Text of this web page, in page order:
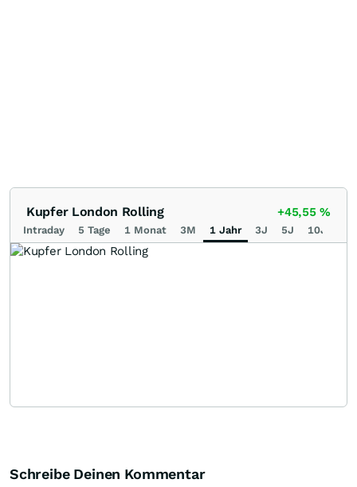
Kupfer London Rolling +45,55%
Intraday 5 Tage 1 Monat 3M 1 Jahr 3J 5J 10J
Schreibe Deinen Kommentar